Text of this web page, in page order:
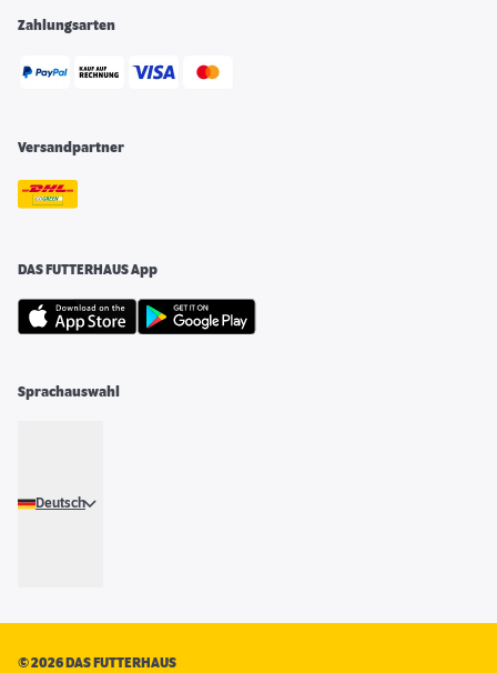
Zahlungsarten
Versandpartner
DAS FUTTERHAUS App
Sprachauswahl
Deutsch
©2026 DAS FUTTERHAUS